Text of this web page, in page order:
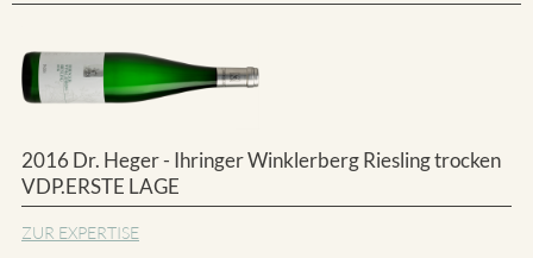
2016 Dr. Heger - Ihringer Winklerberg Riesling trocken
VDP.ERSTE LAGE
ZUR EXPERTISE